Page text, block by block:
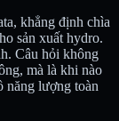
khẳng định chìa
sản xuất hydro.
Câu hỏi không
mà là khi nào
năng lượng toàn